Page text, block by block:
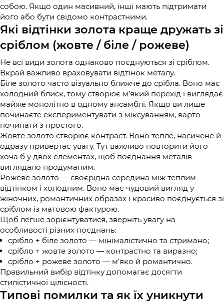
собою. Якщо один масивний, інші мають підтримати
його або бути свідомо контрастними.
Які відтінки золота краще дружать зі
сріблом (жовте / біле / рожеве)
Не всі види золота однаково поєднуються зі сріблом.
Вкрай важливо враховувати відтінок металу.
Біле золото часто візуально ближче до срібла. Воно має
холодний блиск, тому створює м’який перехід і виглядає
майже монолітно в одному ансамблі. Якщо ви лише
починаєте експериментувати з міксуванням, варто
починати з простого.
Жовте золото створює контраст. Воно тепле, насичене й
одразу привертає увагу. Тут важливо повторити його
хоча б у двох елементах, щоб поєднання металів
виглядало продуманим.
Рожеве золото — своєрідна середина між теплим
відтінком і холодним. Воно має чудовий вигляд у
жіночних, романтичних образах і красиво поєднується зі
сріблом із матовою фактурою.
Щоб легше зорієнтуватися, зверніть увагу на
особливості різних поєднань:
срібло + біле золото — мінімалістично та стримано;
срібло + жовте золото — контрастно та виразно;
срібло + рожеве золото — м’яко й романтично.
Правильний вибір відтінку допомагає досягти
стилістичної цілісності.
Типові помилки та як їх уникнути